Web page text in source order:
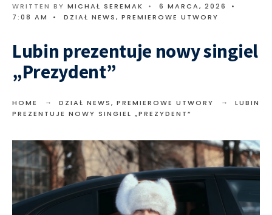
WRITTEN BY MICHAŁ SEREMAK • 6 MARCA, 2026
•
7:08 AM
• DZIAŁ NEWS, PREMIEROWE UTWORY
Lubin prezentuje nowy singiel
„Prezydent”
HOME DZIAŁ NEWS, PREMIEROWE UTWORY
LUBIN
PREZENTUJE NOWY SINGIEL „PREZYDENT”